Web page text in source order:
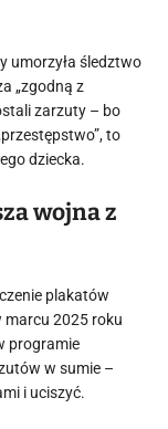
umorzyła śledztwo
„zgodną z
zarzuty – bo
to
dziecka.
wojna z
plakatów
marcu 2025 roku
programie
w sumie –
i uciszyć.